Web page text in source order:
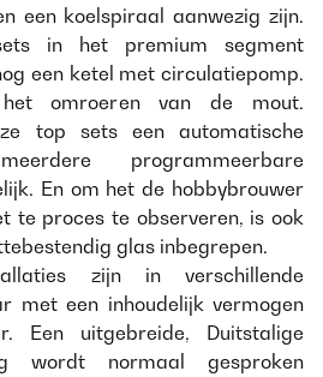
een koelspiraal aanwezig zijn.
in het premium segment
een ketel met circulatiepomp.
het omroeren van de mout.
top sets een automatische
programmeerbare
En om het de hobbybrouwer
te proces te observeren, is ook
glas inbegrepen.
zijn in verschillende
met een inhoudelijk vermogen
uitgebreide, Duitstalige
wordt normaal gesproken